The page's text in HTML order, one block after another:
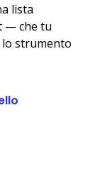
lista
— che tu
lo strumento